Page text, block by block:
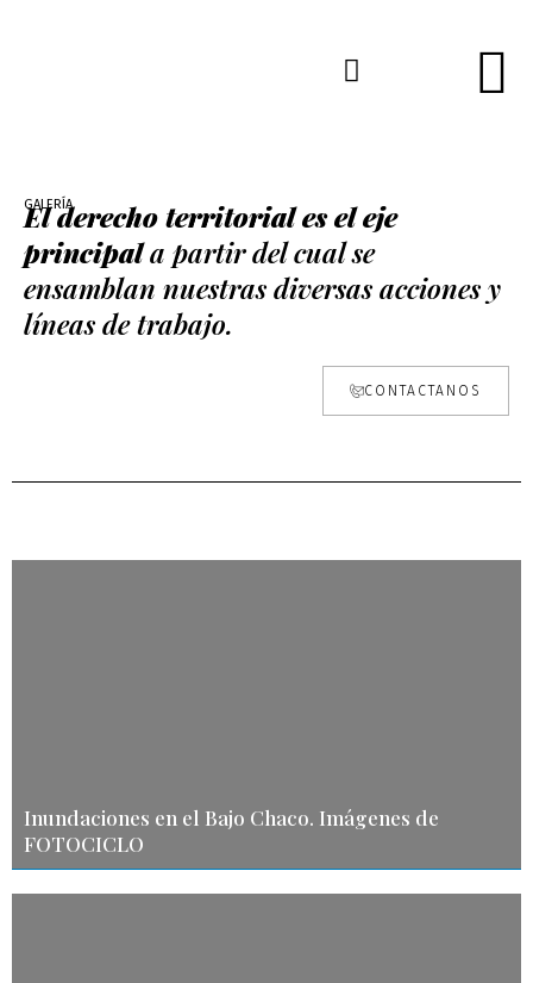
GALERÍA
El derecho territorial es el eje
principala partir del cual se
ensamblan nuestras diversas acciones y
líneas de trabajo.
CONTACTANOS
Inundaciones en el Bajo Chaco. Imágenes de
FOTOCICLO